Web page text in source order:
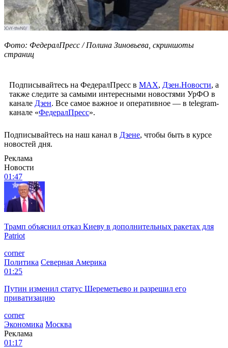
Фото: ФедералПресс / Полина Зиновьева, скриншоты
страниц
Подписывайтесь на ФедералПресс в МАХ, Дзен.Новости, а
также следите за самыми интересными новостями УрФО в
канале Дзен. Все самое важное и оперативное — в telegram-
канале «ФедералПресс».
Подписывайтесь на наш канал в Дзене, чтобы быть в курсе
новостей дня.
Реклама
Новости
01:47
Трамп объяснил отказ Киеву в дополнительных ракетах для
Patriot
corner
Политика Северная Америка
01:25
Путин изменил статус Шереметьево и разрешил его
приватизацию
corner
Экономика Москва
Реклама
01:17